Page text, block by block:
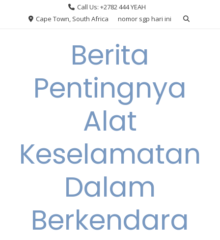
Call Us: +2782 444 YEAH
Cape Town, South Africa
nomor sgp hari ini
Berita
Pentingnya
Alat
Keselamatan
Dalam
Berkendara